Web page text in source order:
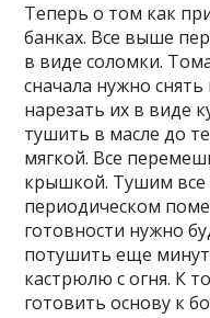
Теперь о том как
банках. Все выше
в виде соломки.
сначала нужно
нарезать их в виде
тушить в масле до
мягкой. Все
крышкой. Тушим все
периодическом
готовности нужно
потушить еще
кастрюлю с огня. К
готовить основу к